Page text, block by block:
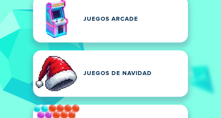
JUEGOS ARCADE
JUEGOS DE NAVIDAD